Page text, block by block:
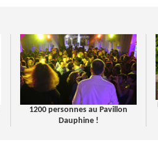
1200 personnes au Pavillon
Dauphine !